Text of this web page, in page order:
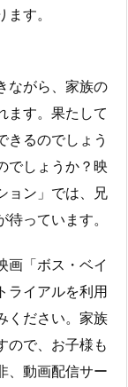
す。
ながら、家族の
ます。果たして
きるのでしょう
でしょうか？映
ョン」では、兄
っています。
画「ボス・ベイ
ライアルを利用
ください。家族
ので、お子様も
、動画配信サー